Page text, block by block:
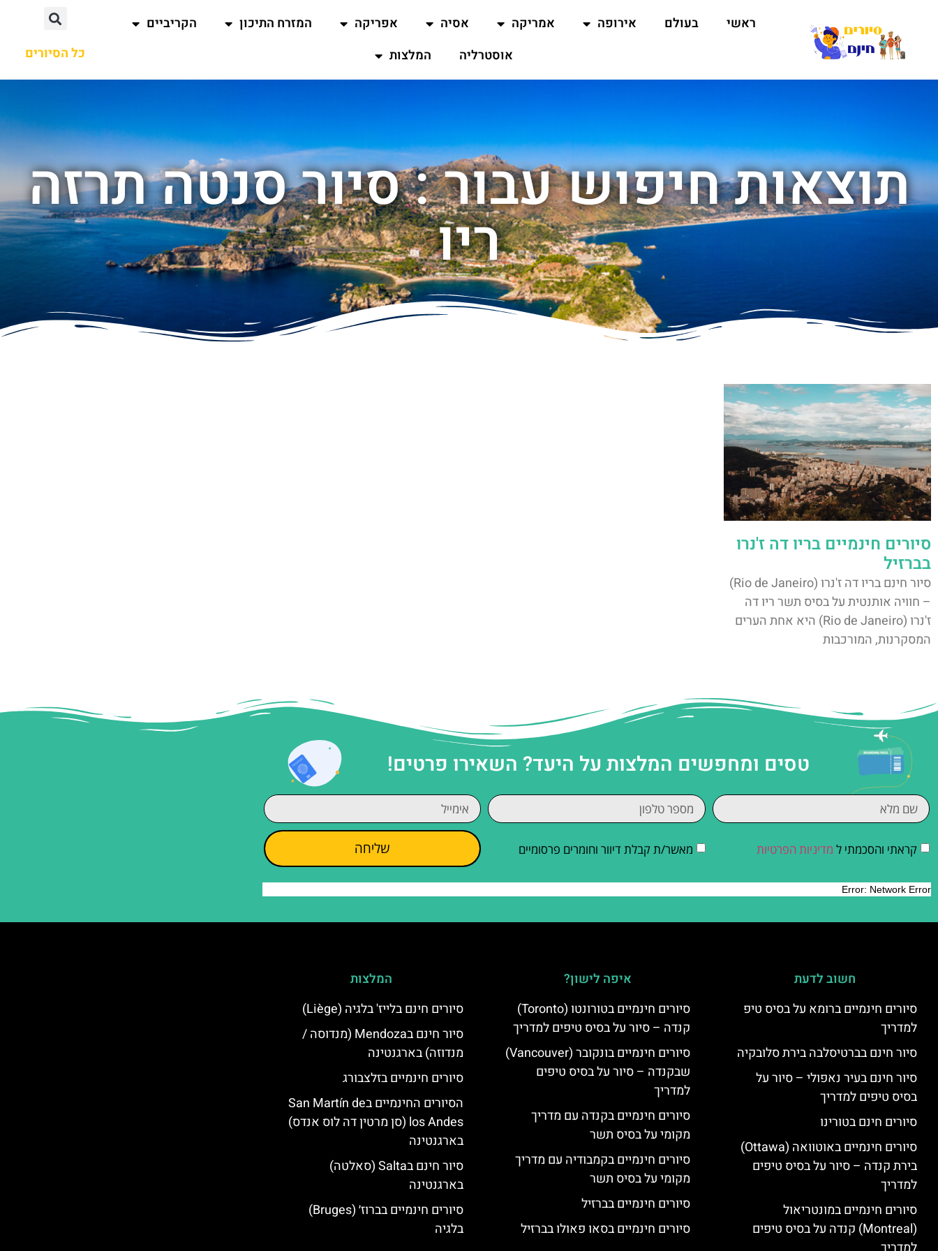
ראשי בעולם אירופה אמריקה אסיה אפריקה המזרח התיכון
הקריביים
אוסטרליה
המלצות כל הסיורים
תוצאות חיפוש עבור : סיור סנטה תרזה
ריו
סיורים חינמיים בריו דה ז'נרו
בברזיל
סיור חינם בריו דה ז'נרו (Rio de Janeiro)
– חוויה אותנטית על בסיס תשר ריו דה
ז'נרו (Rio de Janeiro) היא אחת הערים
המסקרנות, המורכבות
טסים ומחפשים המלצות על היעד? השאירו פרטים!
קראתי והסכמתי ל מדיניות הפרטיות מאשר/ת קבלת דיוור וחומרים פרסומיים שליחה
חשוב לדעת
סיורים חינמיים ברומא על בסיס טיפ
למדריך
סיור חינם בברטיסלבה בירת סלובקיה
סיור חינם בעיר נאפולי – סיור על
בסיס טיפים למדריך
סיורים חינם בטורינו
סיורים חינמיים באוטוואה (Ottawa)
בירת קנדה – סיור על בסיס טיפים
למדריך
סיורים חינמיים במונטריאול
(Montreal) קנדה על בסיס טיפים
איפה לישון?
סיורים חינמיים בטורונטו (Toronto)
קנדה – סיור על בסיס טיפים למדריך
סיורים חינמיים בונקובר (Vancouver)
שבקנדה – סיור על בסיס טיפים
למדריך
סיורים חינמיים בקנדה עם מדריך
מקומי על בסיס תשר
סיורים חינמיים בקמבודיה עם מדריך
מקומי על בסיס תשר
סיורים חינמיים בברזיל
סיורים חינמיים בסאו פאולו בברזיל
המלצות
סיורים חינם בלייז' בלגיה (Liège)
סיור חינם בMendoza (מנדוסה /
מנדוזה) בארגנטינה
סיורים חינמיים בזלצבורג
הסיורים החינמיים בSan Martín de
los Andes (סן מרטין דה לוס אנדס)
בארגנטינה
סיור חינם בSalta (סאלטה)
בארגנטינה
סיורים חינמיים בברוז׳ (Bruges)
בלגיה